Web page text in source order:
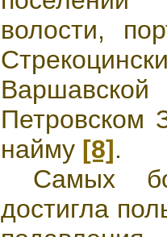
волости,
Петровском
найму [8].
Самых
достигла